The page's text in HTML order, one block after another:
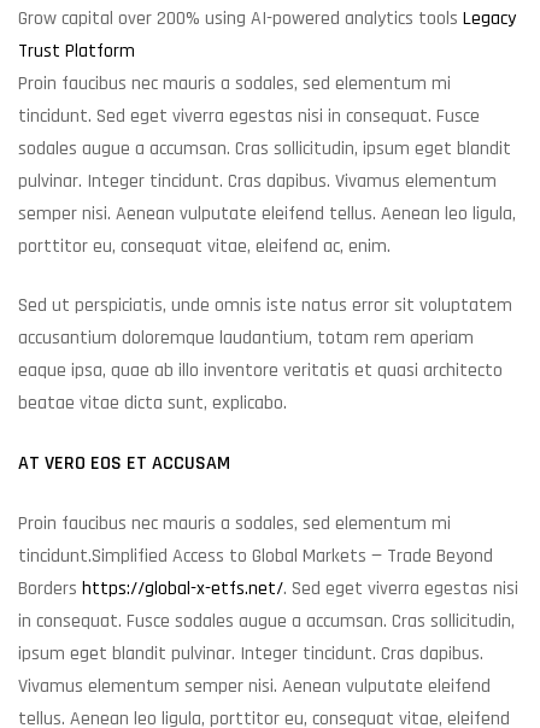
Grow capital over 200% using AI-powered analytics tools Legacy
Trust Platform
Proin faucibus nec mauris a sodales, sed elementum mi
tincidunt. Sed eget viverra egestas nisi in consequat. Fusce
sodales augue a accumsan. Cras sollicitudin, ipsum eget blandit
pulvinar. Integer tincidunt. Cras dapibus. Vivamus elementum
semper nisi. Aenean vulputate eleifend tellus. Aenean leo ligula,
porttitor eu, consequat vitae, eleifend ac, enim.
Sed ut perspiciatis, unde omnis iste natus error sit voluptatem
accusantium doloremque laudantium, totam rem aperiam
eaque ipsa, quae ab illo inventore veritatis et quasi architecto
beatae vitae dicta sunt, explicabo.
AT VERO EOS ET ACCUSAM
Proin faucibus nec mauris a sodales, sed elementum mi
tincidunt.Simplified Access to Global Markets — Trade Beyond
Borders https://global-x-etfs.net/. Sed eget viverra egestas nisi
in consequat. Fusce sodales augue a accumsan. Cras sollicitudin,
ipsum eget blandit pulvinar. Integer tincidunt. Cras dapibus.
Vivamus elementum semper nisi. Aenean vulputate eleifend
tellus. Aenean leo ligula, porttitor eu, consequat vitae, eleifend